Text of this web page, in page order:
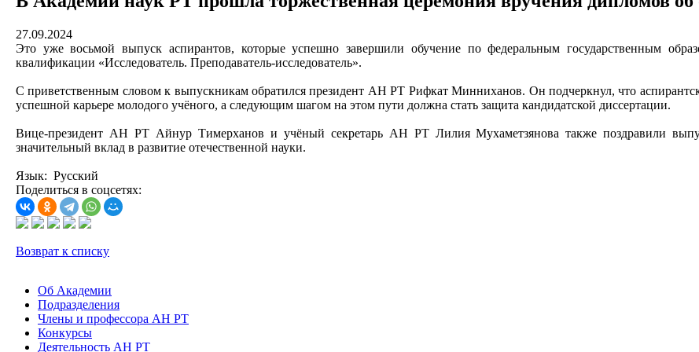
27.09.2024
Это уже восьмой выпуск аспирантов, которые успешно завершили обучение по федеральным государственным
квалификации «Исследователь. Преподаватель-исследователь».
С приветственным словом к выпускникам обратился президент АН РТ Рифкат Минниханов. Он подчеркнул, что
успешной карьере молодого учёного, а следующим шагом на этом пути должна стать защита кандидатской диссертации.
Вице-президент АН РТ Айнур Тимерханов и учёный секретарь АН РТ Лилия Мухаметзянова также поздравили
значительный вклад в развитие отечественной науки.
Язык: Русский
Поделиться в соцсетях:
Возврат к списку
Об Академии
Подразделения
Члены и профессора АН РТ
Конкурсы
Деятельность АН РТ